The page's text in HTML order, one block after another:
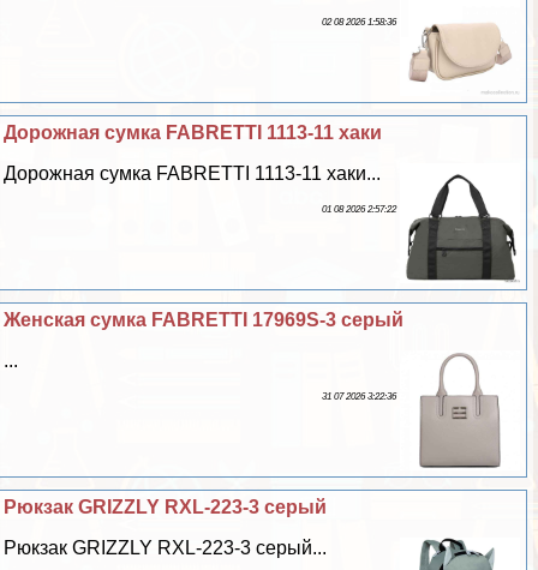
02 08 2026 1:58:36
Дорожная сумка FABRETTI 1113-11 хаки
Дорожная сумка FABRETTI 1113-11 хаки...
01 08 2026 2:57:22
Женская сумка FABRETTI 17969S-3 серый
...
31 07 2026 3:22:36
Рюкзак GRIZZLY RXL-223-3 серый
Рюкзак GRIZZLY RXL-223-3 серый...